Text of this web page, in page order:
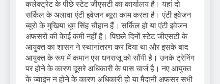
कलेक्ट्रेट के पीछे स्टेट जीएसटी का कार्यालय है। यहां दो
सर्किल के अलावा एंटी इवेजन ब्यूरा काम करता है। एंटी इवेजन
ब्यूरो के मुखिया धूम सिंह चौहान हैं। सर्किल हो या एंटी इवेजन
अफसरों की केाई कमी नहीं है। पिछले दिनों स्टेट जीएसटी के
आयुक्त का शासन ने स्थानांतरण कर दिया था और इसके बाद
आयुक्त के रूप में कमान एस धनराजू को सौंपी है। उनके ट्रेनिंग
पर होने के कारण दूसरे अधिकारी के पास चार्ज है। नए आयुक्त
के ज्वाइन न होने के कारण अधिकारी हो या मैदानी अफसर सभी